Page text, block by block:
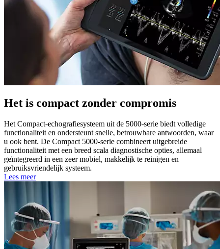
Het is compact zonder compromis
Het Compact-echografiesysteem uit de 5000-serie biedt volledige
functionaliteit en ondersteunt snelle, betrouwbare antwoorden, waar
u ook bent. De Compact 5000‑serie combineert uitgebreide
functionaliteit met een breed scala diagnostische opties, allemaal
geïntegreerd in een zeer mobiel, makkelijk te reinigen en
gebruiksvriendelijk systeem.
Lees meer